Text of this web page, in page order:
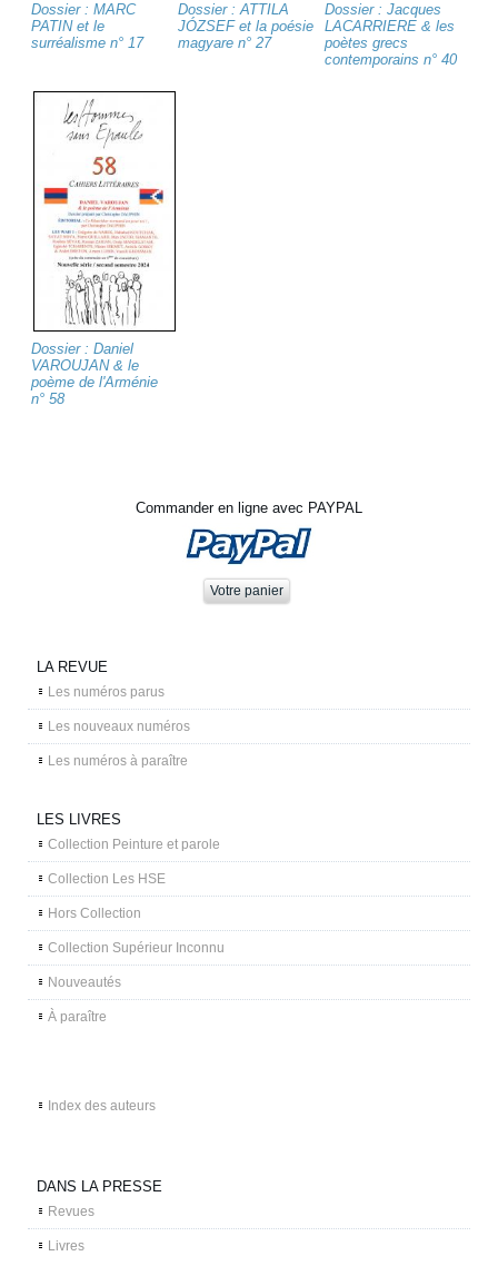
Dossier : MARC
PATIN et le
surréalisme n° 17
Dossier : ATTILA
JÓZSEF et la poésie
magyare n° 27
Dossier : Jacques
LACARRIERE & les
poètes grecs
contemporains n° 40
Dossier : Daniel
VAROUJAN & le
poème de l'Arménie
n° 58
Commander en ligne avec PAYPAL
LA REVUE
Les numéros parus
Les nouveaux numéros
Les numéros à paraître
LES LIVRES
Collection Peinture et parole
Collection Les HSE
Hors Collection
Collection Supérieur Inconnu
Nouveautés
À paraître
Index des auteurs
DANS LA PRESSE
Revues
Livres